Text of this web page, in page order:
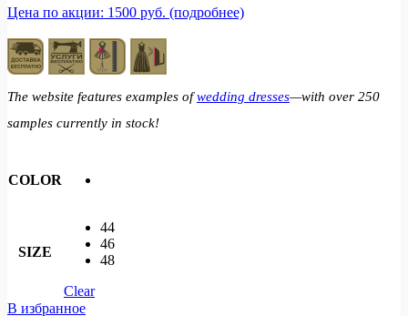
Цена по акции: 1500 руб. (подробнее)
The website features examples ofwedding dresses—with over 250
samples currently in stock!
COLOR
SIZE
44
46
48
Clear
В избранное